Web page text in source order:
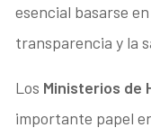
esencial basarse
transparencia y la
Los Ministerios de
importante papel